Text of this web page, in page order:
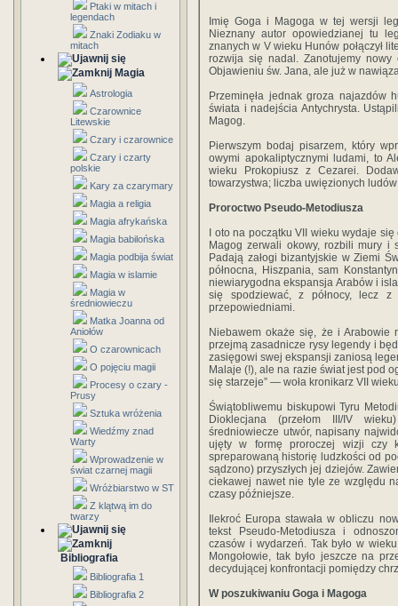
Ptaki w mitach i
legendach
Znaki Zodiaku w
mitach
Magia
Astrologia
Czarownice
Litewskie
Czary i czarownice
Czary i czarty
polskie
Kary za czarymary
Magia a religia
Magia afrykańska
Magia babilońska
Magia podbija świat
Magia w islamie
Magia w
średniowieczu
Matka Joanna od
Aniołów
O czarownicach
O pojęciu magii
Procesy o czary -
Prusy
Sztuka wróżenia
Wiedźmy znad
Warty
Wprowadzenie w
świat czarnej magii
Wróżbiarstwo w ST
Z klątwą im do
twarzy
Bibliografia
Bibliografia 1
Bibliografia 2
Imię Goga i Magoga w tej wersji
Nieznany autor opowiedzianej tu
znanych w V wieku Hunów połączył
rozwija się nadal. Zanotujemy
Objawieniu św. Jana, ale już w
Przeminęła jednak groza najazdów
świata i nadejścia Antychrysta.
Magog.
Pierwszym bodaj pisarzem, który
owymi apokaliptycznymi ludami, to
wieku Prokopiusz z Cezarei.
towarzystwa; liczba uwięzionych
Proroctwo Pseudo-Metodiusza
I oto na początku VII wieku wydaje
Magog zerwali okowy, rozbili mury i
Padają załogi bizantyjskie w Ziemi
północna, Hiszpania, sam
niewiarygodna ekspansja Arabów i
się spodziewać, z północy, lecz
przepowiedniami.
Niebawem okaże się, że i
przejmą zasadnicze rysy legendy i
zasięgowi swej ekspansji zaniosą
Malaje (!), ale na razie świat jest pod
się starzeje” — woła kronikarz VII
Świątobliwemu biskupowi Tyru
Dioklecjana (przełom III/IV
średniowiecze utwór, napisany
ujęty w formę proroczej wizji czy
spreparowaną historię ludzkości od
sądzono) przyszłych jej dziejów.
ciekawej nawet nie tyle ze względu
czasy późniejsze.
Ilekroć Europa stawała w obliczu
tekst Pseudo-Metodiusza i
czasów i wydarzeń. Tak było w
Mongołowie, tak było jeszcze na
decydującej konfrontacji pomiędzy
W poszukiwaniu Goga i Magoga